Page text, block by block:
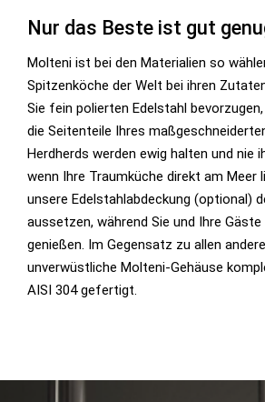
Nur das Beste ist gut
Molteni ist bei den Materialien so
Spitzenköche der Welt bei ihren
Sie fein polierten Edelstahl
die Seitenteile Ihres
Herdherds werden ewig halten und nie
wenn Ihre Traumküche direkt am Meer
unsere Edelstahlabdeckung (optional)
aussetzen, während Sie und Ihre
genießen. Im Gegensatz zu allen
unverwüstliche Molteni-Gehäuse
AISI 304 gefertigt.